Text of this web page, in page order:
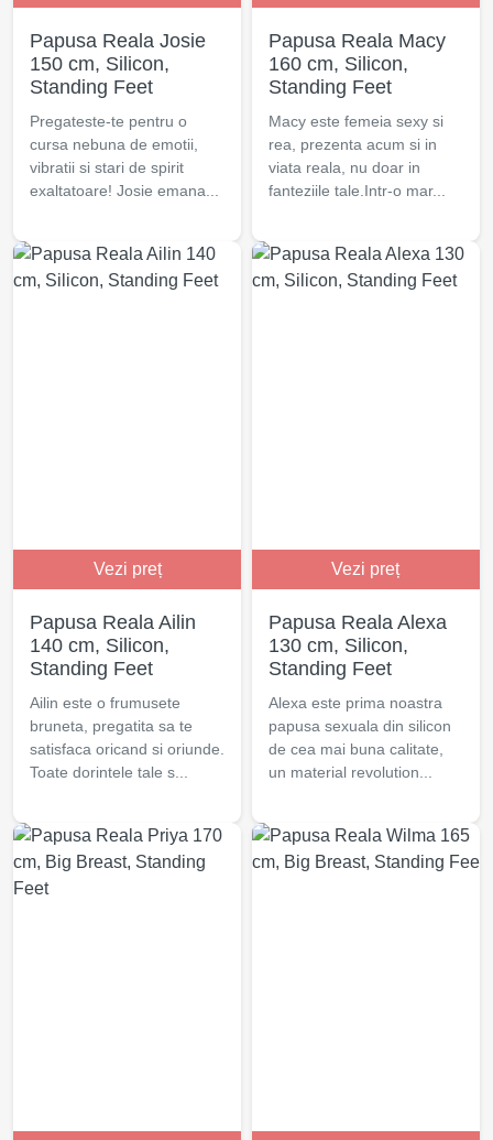
Papusa Reala Josie
150 cm, Silicon,
Standing Feet
Pregateste-te pentru o
cursa nebuna de emotii,
vibratii si stari de spirit
exaltatoare! Josie emana...
Papusa Reala Macy
160 cm, Silicon,
Standing Feet
Macy este femeia sexy si
rea, prezenta acum si in
viata reala, nu doar in
fanteziile tale.Intr-o mar...
Vezi preț
Papusa Reala Ailin
140 cm, Silicon,
Standing Feet
Ailin este o frumusete
bruneta, pregatita sa te
satisfaca oricand si oriunde.
Toate dorintele tale s...
Vezi preț
Papusa Reala Alexa
130 cm, Silicon,
Standing Feet
Alexa este prima noastra
papusa sexuala din silicon
de cea mai buna calitate,
un material revolution...